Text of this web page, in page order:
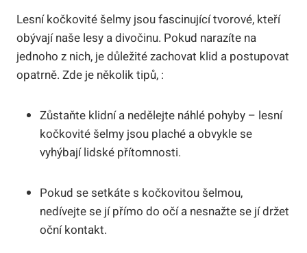
Lesní kočkovité šelmy jsou fascinující tvorové, kteří
obývají naše lesy a divočinu. Pokud narazíte na
jednoho z nich, je důležité zachovat klid a postupovat
opatrně. Zde je několik tipů, :
Zůstaňte klidní a nedělejte náhlé pohyby – lesní
kočkovité šelmy jsou plaché a obvykle se
vyhýbají lidské přítomnosti.
Pokud se setkáte s kočkovitou šelmou,
nedívejte se jí přímo do očí a nesnažte se jí držet
oční kontakt.